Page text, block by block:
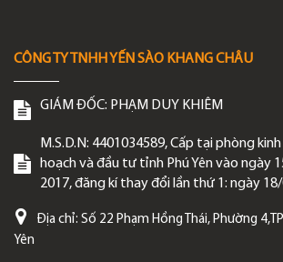
CÔNG TY TNHH YẾN SÀO KHANG CHÂU
GIÁM ĐỐC: PHẠM DUY KHIÊM
M.S.D.N: 4401034589, Cấp tại phòng
hoạch và đầu tư tỉnh Phú Yên vào ngày
2017, đăng kí thay đổi lần thứ 1: ngày
Địa chỉ: Số 22 Phạm Hồng Thái, Phường
Yên